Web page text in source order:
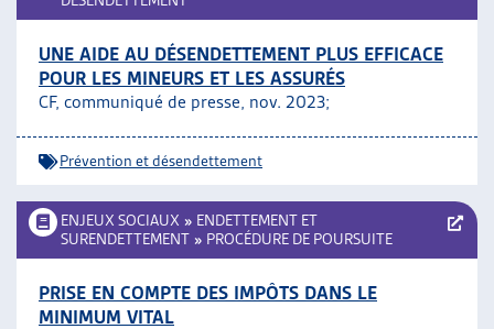
UNE AIDE AU DÉSENDETTEMENT PLUS EFFICACE
POUR LES MINEURS ET LES ASSURÉS
CF, communiqué de presse, nov. 2023;
Prévention et désendettement
ENJEUX SOCIAUX » ENDETTEMENT ET
SURENDETTEMENT » PROCÉDURE DE POURSUITE
PRISE EN COMPTE DES IMPÔTS DANS LE
MINIMUM VITAL